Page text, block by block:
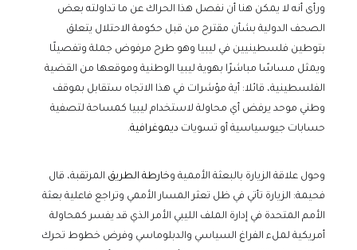
ورأى أنه لا يمكن هنا أن نفصل هذا الحراك عن ما تداولته بعض
الصحف الدولية بشأن مقترح من قبل حكومة الاحتلال يتعلق
بتوطين فلسطينيين في ليبيا وهو طرح مرفوض جملة وتفصيلًا
ويمثل مساسًا مباشرًا بهوية ليبيا الوطنية وموقعها من القضية
الفلسطينية، قائلا: أية مؤشرات في هذا الاتجاه ستقابل بموقف
وطني موحد يرفض أي محاولة لاستخدام ليبيا كمساحة لتصفية
حسابات جيوسياسية أو تسويات ديموغرافية.
وحول علاقة الزيارة بالبعثة الأممية وخارطة الطريق المرتقبة، قال
فحيمة: الزيارة تأتي في ظل تعثر المسار الأممي وتراجع فاعلية بعثة
الأمم المتحدة في إدارة الملف الليبي الأمر الذي قد يفسر كمحاولة
أمريكية لملء الفراغ السياسي والدبلوماسي وفرض خطوط تحرك